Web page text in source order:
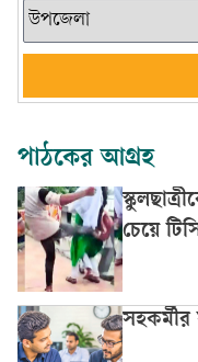
পাঠকের আগ্রহ
চেয়ে